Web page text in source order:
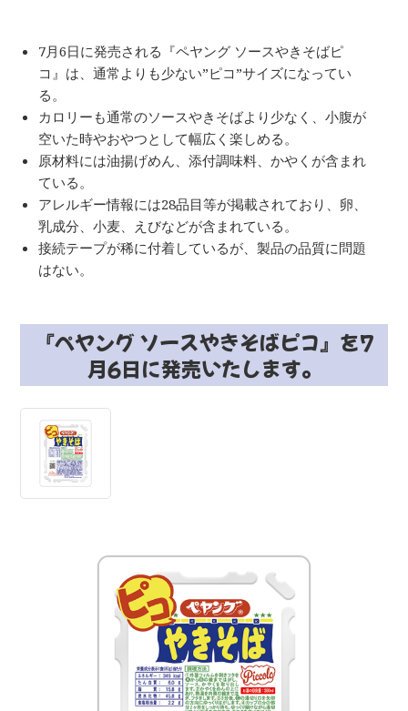
7月6日に発売される『ペヤング ソースやきそばピ
コ』は、通常よりも少ない”ピコ”サイズになってい
る。
カロリーも通常のソースやきそばより少なく、小腹が
空いた時やおやつとして幅広く楽しめる。
原材料には油揚げめん、添付調味料、かやくが含まれ
ている。
アレルギー情報には28品目等が掲載されており、卵、
乳成分、小麦、えびなどが含まれている。
接続テープが稀に付着しているが、製品の品質に問題
はない。
『ペヤング ソースやきそばピコ』を7
月6日に発売いたします。